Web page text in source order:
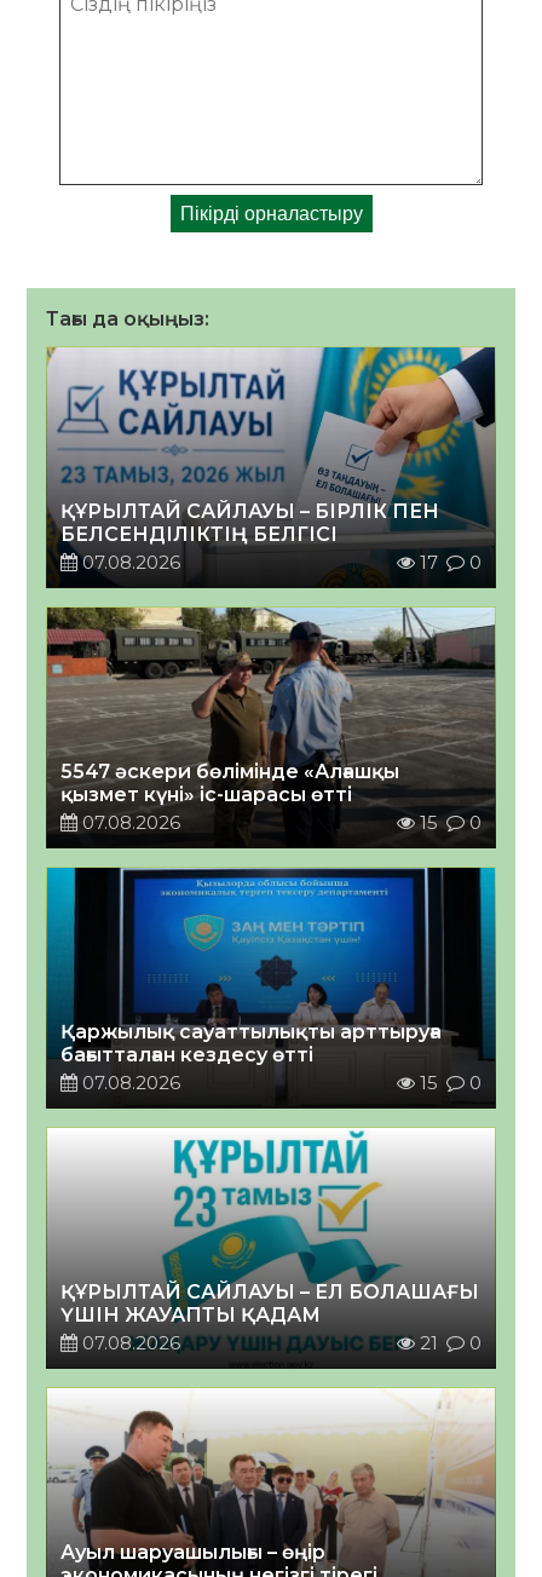
Тағы да оқыңыз:
ҚҰРЫЛТАЙ САЙЛАУЫ – БІРЛІК ПЕН
БЕЛСЕНДІЛІКТІҢ БЕЛГІСІ
07.08.2026
17 0
5547 әскери бөлімінде «Алғашқы
қызмет күні» іс-шарасы өтті
07.08.2026
15 0
Қаржылық сауаттылықты арттыруға
бағытталған кездесу өтті
07.08.2026
15 0
ҚҰРЫЛТАЙ САЙЛАУЫ – ЕЛ БОЛАШАҒЫ
ҮШІН ЖАУАПТЫ ҚАДАМ
07.08.2026
21 0
Ауыл шаруашылығы – өңір